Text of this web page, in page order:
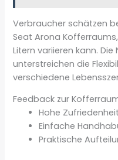
Verbraucher schätzen
Seat Arona
Litern variieren kann.
unterstreichen die
verschiedene
Feedback zur
Hohe
Einfache
Praktische